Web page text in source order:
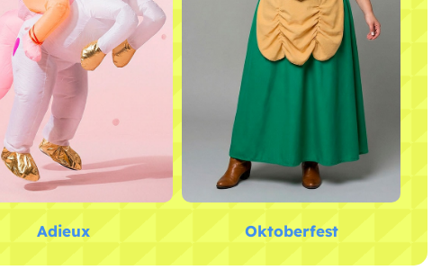
Adieux Oktoberfest